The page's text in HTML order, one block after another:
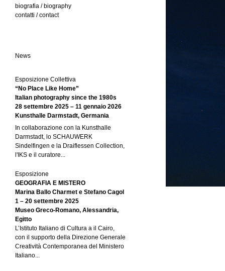
biografia / biography
contatti / contact
News
Esposizione Collettiva
“No Place Like Home”
Italian photography since the 1980s
28 settembre 2025 – 11 gennaio 2026
Kunsthalle Darmstadt, Germania
In collaborazione con la Kunsthalle
Darmstadt, lo SCHAUWERK
Sindelfingen e la Draiflessen Collection,
l'IKS e il curatore...
Esposizione
GEOGRAFIA E MISTERO
Marina Ballo Charmet e Stefano Cagol
1 – 20 settembre 2025
Museo Greco-Romano, Alessandria,
Egitto
L’Istituto Italiano di Cultura a il Cairo,
con il supporto della Direzione Generale
Creatività Contemporanea del Ministero
Italiano...